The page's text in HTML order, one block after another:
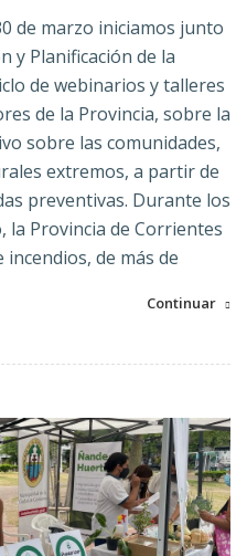
de marzo iniciamos junto
y Planificación de la
de webinarios y talleres
de la Provincia, sobre la
sobre las comunidades,
extremos, a partir de
preventivas. Durante los
la Provincia de Corrientes
de más de
Continuar